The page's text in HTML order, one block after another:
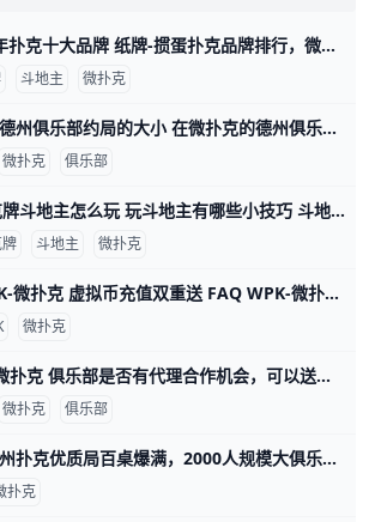
2024年扑克十大品牌 纸牌-掼蛋扑克品牌排行，微扑克牌哪个牌子好 2024年扑克十大品牌 十大扑克品牌排行榜，纸牌-掼蛋扑克品牌排行，扑克牌哪个牌子好 扑克什么牌子好？经专业评测的2024年扑克十大品牌名单发布
斗地主 微扑克
微扑克德州俱乐部约局的大小 在微扑克的德州俱乐部中，约局的大小通常取决于多个因素，包括玩家的资金实力、俱乐部的规则以及所选择的游戏类型。以下是一些关于微扑克德州俱乐部约
微扑克 俱乐部
扑克牌斗地主怎么玩 玩斗地主有哪些小技巧 斗地主游戏玩法指南 扑克牌斗地主是一种三人玩的争先型牌类游戏，每局牌有一个玩家是“地主”，独自对抗另两个组成同盟的玩家。斗地主玩法比较简单，发牌时，庄家先从牌堆
斗地主 微扑克
WPK-微扑克 虚拟币充值双重送 FAQ WPK-微扑克 虚拟币充值双重送 FAQ 1. 什么是 WPK-微扑克 虚拟币充值双重送活动？ WPK-微扑克 虚拟币充值双重送活动是针对使用USDT充值的玩家，
微扑克
WPK-微扑克 俱乐部是否有代理合作机会，可以送WPK钻石吗？ WPK-微扑克 俱乐部是否有代理合作机会，可以送WPK钻石吗？ 是的，我们是WPK官方渠道，WPK-微扑克 金三角俱乐部欢迎全球德州玩家合作代理，
微扑克 俱乐部
线上德州扑克优质局百桌爆满，2000人规模大俱乐部！ 1. 什么是《微扑克》wepoker俱乐部？ 《微扑克》wepoker俱乐部是一个规模达2000人的线上德州扑克俱乐部，提供优质的游戏体验。 2. WP
扑克